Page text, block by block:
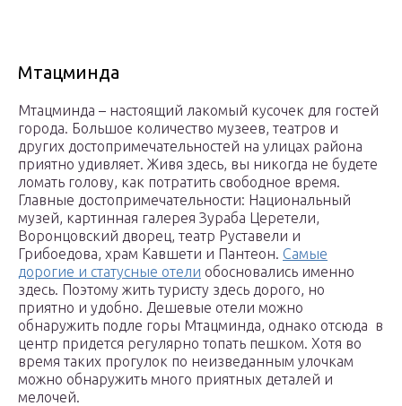
Мтацминда
Мтацминда – настоящий лакомый кусочек для гостей
города. Большое количество музеев, театров и
других достопримечательностей на улицах района
приятно удивляет. Живя здесь, вы никогда не будете
ломать голову, как потратить свободное время.
Главные достопримечательности: Национальный
музей, картинная галерея Зураба Церетели,
Воронцовский дворец, театр Руставели и
Грибоедова, храм Кавшети и Пантеон. Самые
дорогие и статусные отели обосновались именно
здесь. Поэтому жить туристу здесь дорого, но
приятно и удобно. Дешевые отели можно
обнаружить подле горы Мтацминда, однако отсюда в
центр придется регулярно топать пешком. Хотя во
время таких прогулок по неизведанным улочкам
можно обнаружить много приятных деталей и
мелочей.